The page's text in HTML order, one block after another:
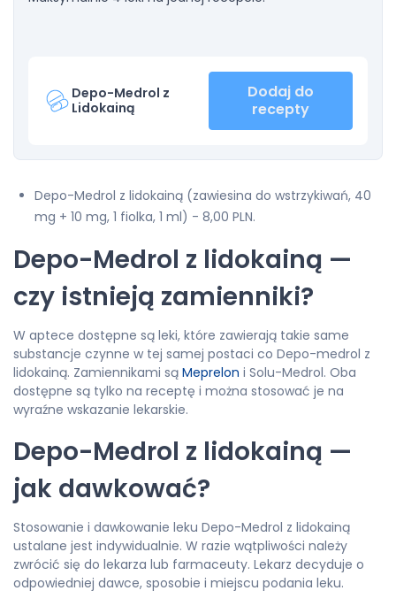
Depo-Medrol z
Lidokainą
Dodaj do
recepty
Depo-Medrol z lidokainą (zawiesina do wstrzykiwań, 40
mg + 10 mg, 1 fiolka, 1 ml) - 8,00 PLN.
Depo-Medrol z lidokainą —
czy istnieją zamienniki?
W aptece dostępne są leki, które zawierają takie same
substancje czynne w tej samej postaci co Depo-medrol z
lidokainą. Zamiennikami są Meprelon i Solu-Medrol. Oba
dostępne są tylko na receptę i można stosować je na
wyraźne wskazanie lekarskie.
Depo-Medrol z lidokainą —
jak dawkować?
Stosowanie i dawkowanie leku Depo-Medrol z lidokainą
ustalane jest indywidualnie. W razie wątpliwości należy
zwrócić się do lekarza lub farmaceuty. Lekarz decyduje o
odpowiedniej dawce, sposobie i miejscu podania leku.